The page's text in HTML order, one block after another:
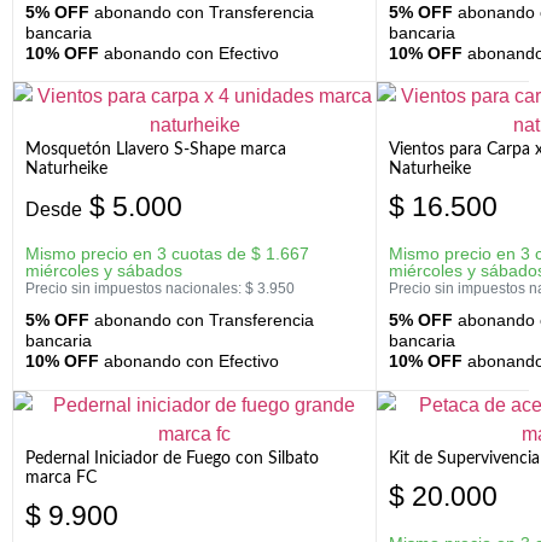
5% OFF abonando con Transferencia
bancaria
10% OFF abonando con Efectivo
5% OFF abonando
bancaria
10% OFF
Mosquetón Llavero S-Shape marca
Naturheike
Desde $ 5.000
Mismo precio en 3 cuotas de $ 1.667
miércoles y sábados
Precio sin impuestos nacionales: $ 3.950
5% OFF abonando con Transferencia
bancaria
10% OFF abonando con Efectivo
Vientos para Carpa
Naturheike
$ 16.500
Mismo precio en 3
miércoles y
Precio sin impuestos
5% OFF abonando
bancaria
10% OFF
Pedernal Iniciador de Fuego con Silbato
marca FC
$ 9.900
Kit de
$ 20.000